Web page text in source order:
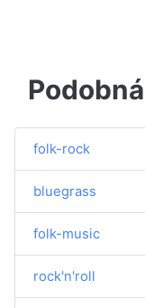
folk-rock
bluegrass
folk-music
rock'n'roll